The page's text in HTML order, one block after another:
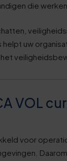
die
helpt uw
VOL
voor